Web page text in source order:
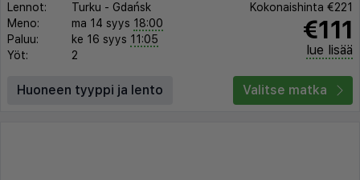
Lennot: Turku - Gdańsk
Meno:
ma 14 syys 18:00
Paluu:
ke 16 syys 11:05
Yöt:
2
Kokonaishinta €221
€111
lue lisää
Huoneen tyyppi ja lento Valitse matka